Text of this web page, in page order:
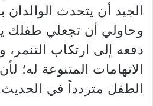
الجيد أن يتحدث
وحاولي أن تجعلي طفلك
دفعه إلى ارتكاب
الاتهامات المتنوعة له؛
الطفل متردداً في